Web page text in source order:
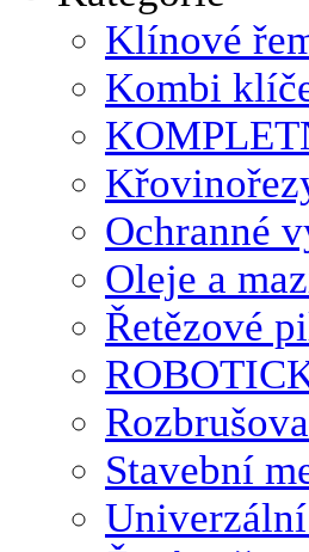
Klínové
Kombi
Ochranné
Oleje a
Řetězové
Stavební